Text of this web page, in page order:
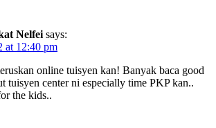
Nelfei says:
at 12:40 pm
online tuisyen kan! Banyak baca good
tuisyen center ni especially time PKP kan..
the kids..